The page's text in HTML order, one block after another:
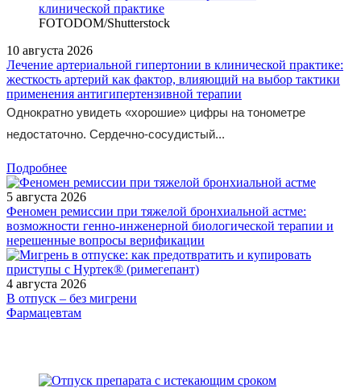
FOTODOM/Shutterstock
10 августа 2026
Лечение артериальной гипертонии в клинической практике:
жесткость артерий как фактор, влияющий на выбор тактики
применения антигипертензивной терапии
Однократно увидеть «хорошие» цифры на тонометре
недостаточно. Сердечно-сосудистый...
Подробнее
5 августа 2026
Феномен ремиссии при тяжелой бронхиальной астме:
возможности генно-инженерной биологической терапии и
нерешенные вопросы верификации
4 августа 2026
В отпуск – без мигрени
Фармацевтам